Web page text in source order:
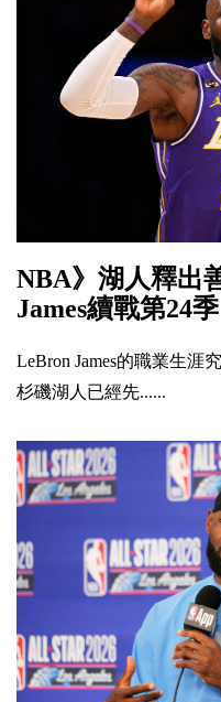
NBA》湖人釋出
James續戰第24季
LeBron James的職業生涯
杉磯湖人已經先......